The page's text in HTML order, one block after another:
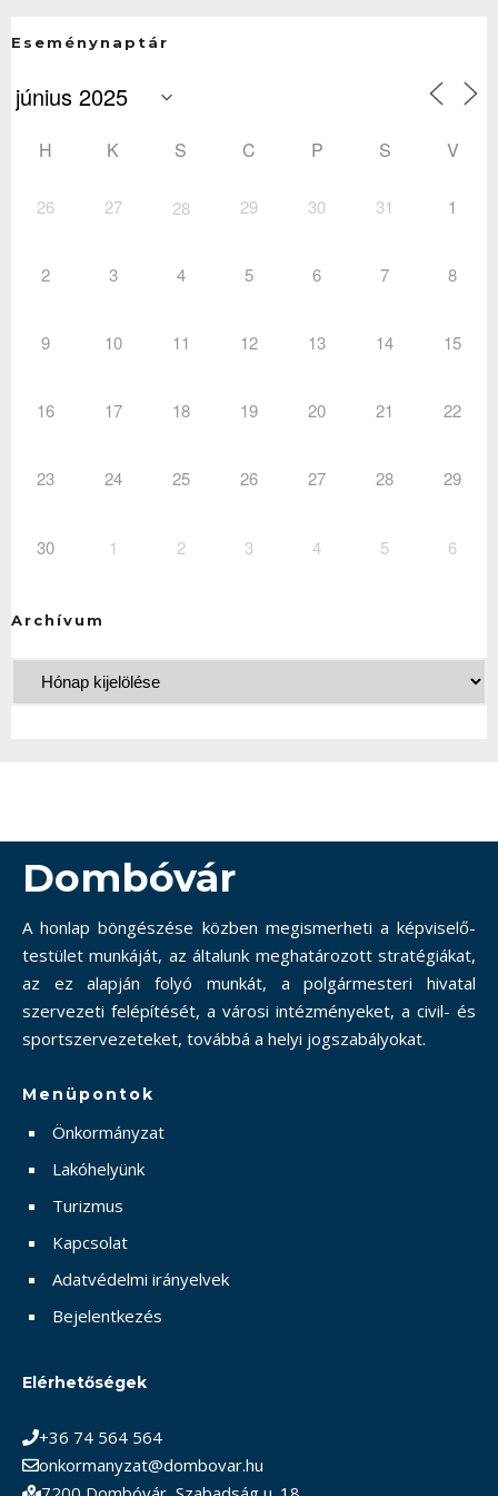
Eseménynaptár
H K S C P S V
26 27 28 29 30 31 1
2 3 4 5 6 7 8
9 10 11 12 13 14 15
16 17 18 19 20 21 22
23 24 25 26 27 28 29
30 1 2 3 4 5 6
Archívum
Dombóvár
A honlap böngészése közben megismerheti a képviselő-
testület munkáját, az általunk meghatározott stratégiákat,
az ez alapján folyó munkát, a polgármesteri hivatal
szervezeti felépítését, a városi intézményeket, a civil- és
sportszervezeteket, továbbá a helyi jogszabályokat.
Menüpontok
Önkormányzat
Lakóhelyünk
Turizmus
Kapcsolat
Adatvédelmi irányelvek
Bejelentkezés
Elérhetőségek
+36 74 564 564
onkormanyzat@dombovar.hu